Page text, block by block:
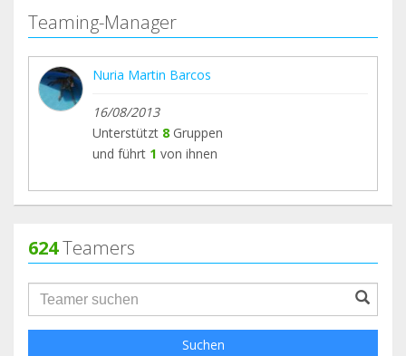
Teaming-Manager
Nuria Martin Barcos
16/08/2013
Unterstützt 8 Gruppen
und führt 1 von ihnen
624Teamers
groupProfile.searchForm.search.text???
Suchen